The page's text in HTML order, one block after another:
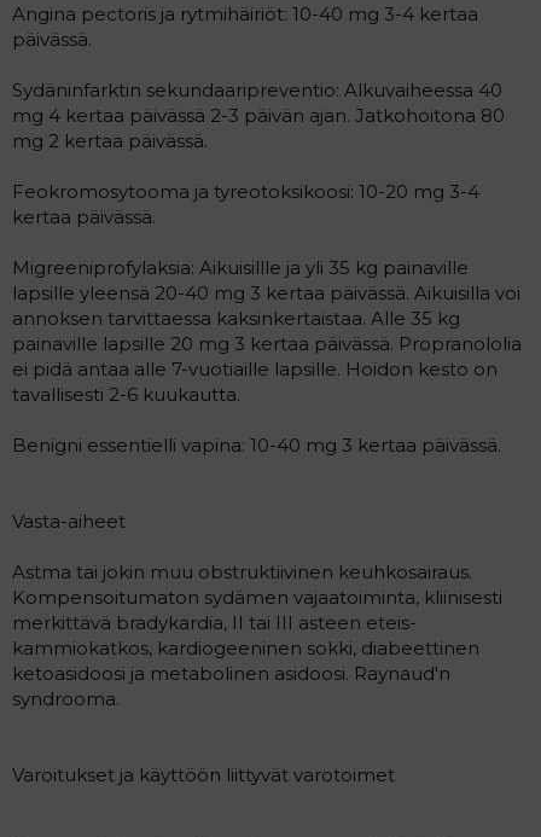
Angina pectoris ja rytmihäiriöt: 10-40 mg 3-4 kertaa
päivässä.
Sydäninfarktin sekundaaripreventio: Alkuvaiheessa 40
mg 4 kertaa päivässä 2-3 päivän ajan. Jatkohoitona 80
mg 2 kertaa päivässä.
Feokromosytooma ja tyreotoksikoosi: 10-20 mg 3-4
kertaa päivässä.
Migreeniprofylaksia: Aikuisillle ja yli 35 kg painaville
lapsille yleensä 20-40 mg 3 kertaa päivässä. Aikuisilla voi
annoksen tarvittaessa kaksinkertaistaa. Alle 35 kg
painaville lapsille 20 mg 3 kertaa päivässä. Propranololia
ei pidä antaa alle 7-vuotiaille lapsille. Hoidon kesto on
tavallisesti 2-6 kuukautta.
Benigni essentielli vapina: 10-40 mg 3 kertaa päivässä.
Vasta-aiheet
Astma tai jokin muu obstruktiivinen keuhkosairaus.
Kompensoitumaton sydämen vajaatoiminta, kliinisesti
merkittävä bradykardia, II tai III asteen eteis-
kammiokatkos, kardiogeeninen sokki, diabeettinen
ketoasidoosi ja metabolinen asidoosi. Raynaud'n
syndrooma.
Varoitukset ja käyttöön liittyvät varotoimet